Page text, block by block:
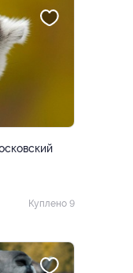
Куплено 9